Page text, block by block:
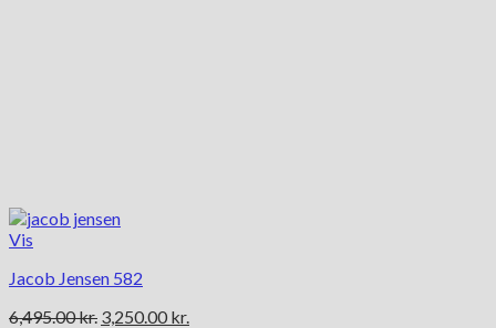
Vis
Jacob Jensen 582
6,495.00kr. Den
3,250.00 kr.